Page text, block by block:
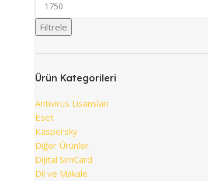
Filtrele
Ürün Kategorileri
Antivirüs Lisansları
Eset
Kaspersky
Diğer Ürünler
Dijital SimCard
Dil ve Makale